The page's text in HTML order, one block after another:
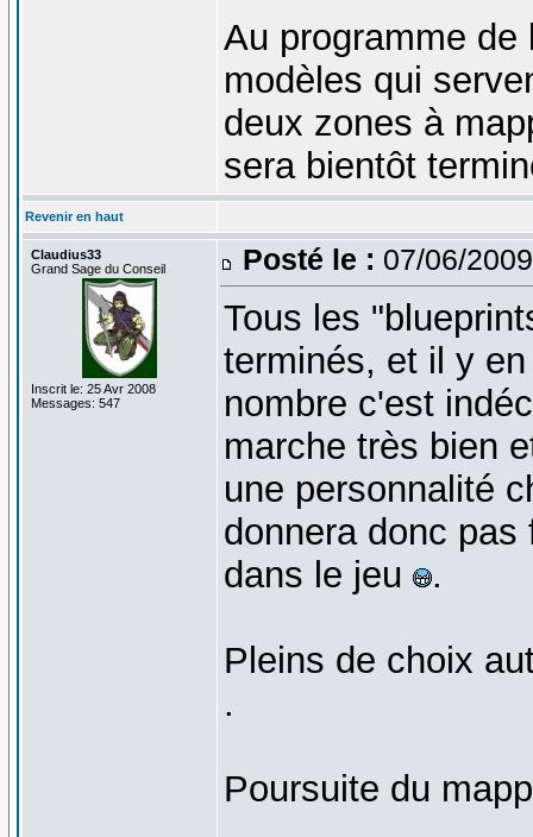
Au programme
modèles qui
deux zones à
sera bientôt
Revenir en haut
Claudius33
Grand Sage du Conseil
Inscrit le: 25 Avr 2008
Messages: 547
Posté le : 07/06/
Tous les
terminés, et il y
nombre c'est
marche très bien
une personnalité
donnera donc
dans le jeu
.
Pleins de choix
.
Poursuite du